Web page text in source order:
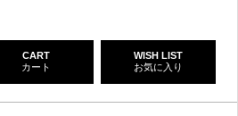
CART
カート
WISH LIST
お気に入り